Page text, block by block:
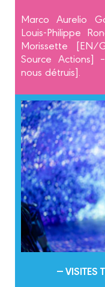
Marco Aurelio
Louis-Philippe
Morissette
Source Actions]
nous détruis].
— VISITES